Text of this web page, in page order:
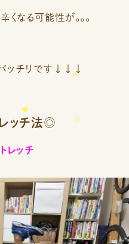
くなる可能性が。。。
バッチリです↓↓↓
ッチ法◎
レッチ